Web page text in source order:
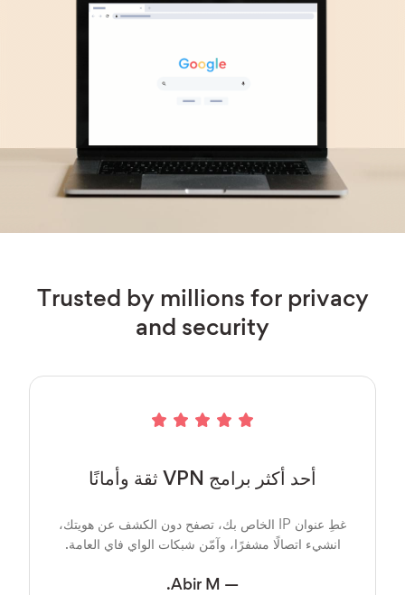
Trusted by millions for privacy
and security
أحد أكثر برامج VPN ثقة وأمانًا
غطِ عنوان IP الخاص بك، تصفح دون الكشف عن هويتك،
انشيء اتصالًا مشفرًا، وآمّن شبكات الواي فاي العامة.
— Abir M.